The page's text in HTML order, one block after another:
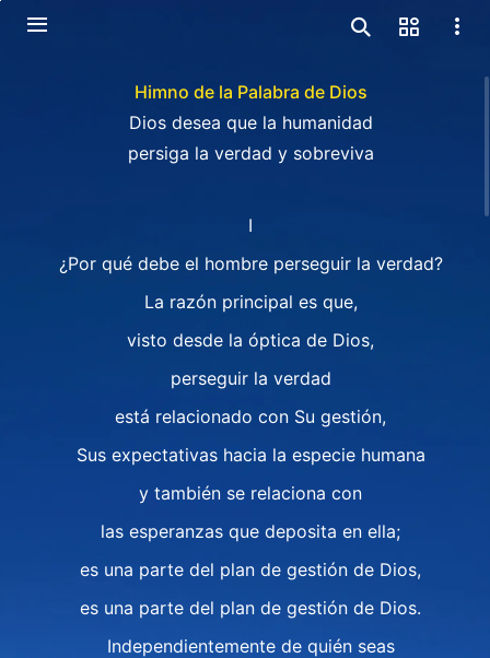
Himno de la Palabra de Dios
Dios desea que la humanidad
persiga la verdad y sobreviva
I
¿Por qué debe el hombre perseguir la verdad?
La razón principal es que,
visto desde la óptica de Dios,
perseguir la verdad
está relacionado con Su gestión,
Sus expectativas hacia la especie humana
y también se relaciona con
las esperanzas que deposita en ella;
es una parte del plan de gestión de Dios,
es una parte del plan de gestión de Dios.
Independientemente de quién seas